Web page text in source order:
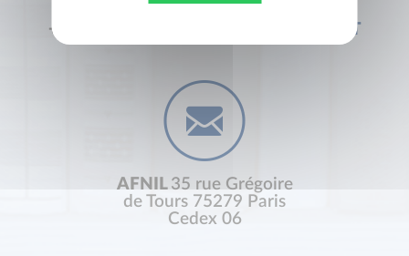
+33 (0) 1 44 41 29 19 CONTACT
AFNIL 35 rue Grégoire
de Tours 75279 Paris
Cedex 06